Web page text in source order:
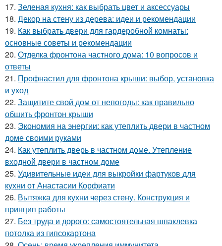
17. Зеленая кухня: как выбрать цвет и аксессуары
18. Декор на стену из дерева: идеи и рекомендации
19. Как выбрать двери для гардеробной комнаты:
основные советы и рекомендации
20. Отделка фронтона частного дома: 10 вопросов и
ответы
21. Профнастил для фронтона крыши: выбор, установка
и уход
22. Защитите свой дом от непогоды: как правильно
обшить фронтон крыши
23. Экономия на энергии: как утеплить двери в частном
доме своими руками
24. Как утеплить дверь в частном доме. Утепление
входной двери в частном доме
25. Удивительные идеи для выкройки фартуков для
кухни от Анастасии Корфиати
26. Вытяжка для кухни через стену. Конструкция и
принцип работы
27. Без труда и дорого: самостоятельная шпаклевка
потолка из гипсокартона